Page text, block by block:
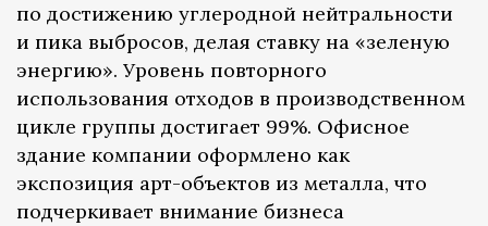
по достижению углеродной нейтральности
и пика выбросов, делая ставку на «зеленую
энергию». Уровень повторного
использования отходов в производственном
цикле группы достигает 99%. Офисное
здание компании оформлено как
экспозиция арт-объектов из металла, что
подчеркивает внимание бизнеса